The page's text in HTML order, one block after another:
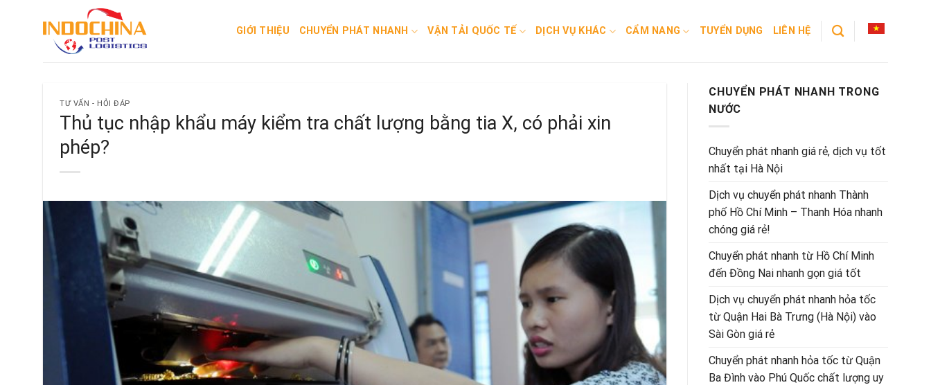
GIỚI THIỆU CHUYỂN PHÁT NHANH VẬN TẢI QUỐC TẾ DỊCH VỤ KHÁC CẨM NANG TUYỂN DỤNG LIÊN HỆ
TƯ VẤN - HỎI ĐÁP
Thủ tục nhập khẩu máy kiểm tra chất lượng bằng tia X, có phải xin
phép?
CHUYỂN PHÁT NHANH TRONG
NƯỚC
Chuyển phát nhanh giá rẻ, dịch vụ tốt
nhất tại Hà Nội
Dịch vụ chuyển phát nhanh Thành
phố Hồ Chí Minh – Thanh Hóa nhanh
chóng giá rẻ!
Chuyển phát nhanh từ Hồ Chí Minh
đến Đồng Nai nhanh gọn giá tốt
Dịch vụ chuyển phát nhanh hỏa tốc
từ Quận Hai Bà Trưng (Hà Nội) vào
Sài Gòn giá rẻ
Chuyển phát nhanh hỏa tốc từ Quận
Ba Đình vào Phú Quốc chất lượng uy